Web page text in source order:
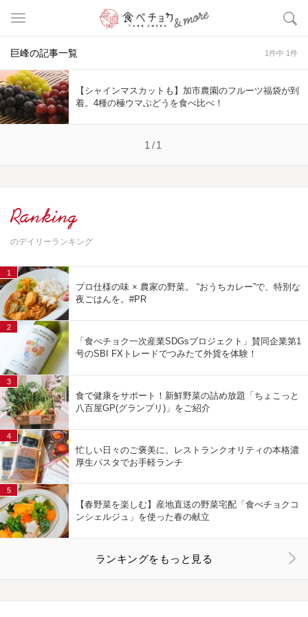
巨峰の記事一覧 1件中 1件
【シャインマスカットも】加市農園のフルーツ福袋が到
着。4種の極ウマぶどうを食べ比べ！
1/1
Ranking
のデイリーランキング
プロ仕様の味 × 農家の野菜。 “おうちカレー”で、特別な
夜ごはんを。#PR
1
「食べチョク一次産業SDGsプロジェクト」賛同企業第1
号のSBI FXトレードでつみたて外貨を体験！
2
食で健康をサポート！新鮮野菜の詰め放題「ちょこっと
八百屋GP(グランプリ)」をご紹介
3
忙しい日々のご褒美に。レストランクオリティの本格濃
厚生パスタでお手軽ランチ
4
【春野菜を楽しむ】産地直送の野菜宅配「食べチョクコ
ンシェルジュ」を使った春の献立
5
ランキングをもっと見る